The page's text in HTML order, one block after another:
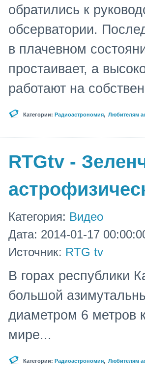
обратились к
обсерватории.
в плачевном
простаивает, а
работают на
Категории: Радиоастрономия, Любителям
RTGtv -
Категория: Видео
Дата: 2014-01-17
Источник: RTG tv
В горах республики
большой
диаметром 6 метров
мире...
Категории: Радиоастрономия, Любителям